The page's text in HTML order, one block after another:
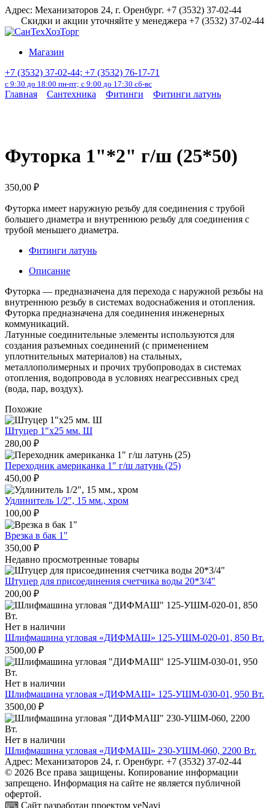
Перейти
содержанию
Адрес: Механизаторов 24, г. Оренбург. +7 (3532) 37-02-44
Скидки и акции уточняйте у менеджера +7 (3532) 37-02-44
Магазин
+7 (3532) 37-02-44; +7 (3532) 76-17-71
с 9:30 до 18:00 пн-пт; с 9:00 до 17:30 сб-вс
Главная Сантехника Фитинги Фитинги латунь
Футорка 1"*2" г/ш (25*50)
350,00 ₽
Футорка имеет наружную резьбу для соединения с трубой
большего диаметра и внутреннюю резьбу для соединения с
трубой меньшего диаметра.
Фитинги латунь
Описание
Футорка — предназначена для перехода с наружной резьбы на
внутреннюю резьбу в системах водоснабжения и отопления.
Футорка предназначена для соединения инженерных
коммуникаций.
Латунные соединительные элементы используются для
создания разъемных соединений (с применением
уплотнительных материалов) на стальных,
металлополимерных и прочих трубопроводах в системах
отопления, водопровода в условиях неагрессивных сред
(вода, пар, воздух).
Похожие
Штуцер 1″х25 мм. Ш
280,00 ₽
Переходник американка 1″ г/ш латунь (25)
450,00 ₽
Удлинитель 1/2″, 15 мм., хром
100,00 ₽
Врезка в бак 1″
350,00 ₽
Недавно просмотренные товары
Штуцер для присоединения счетчика воды 20*3/4″
200,00 ₽
Нет в наличии
Шлифмашина угловая «ДИФМАШ» 125-УШМ-020-01, 850 Вт.
3500,00 ₽
Нет в наличии
Шлифмашина угловая «ДИФМАШ» 125-УШМ-030-01, 950 Вт.
3500,00 ₽
Нет в наличии
Шлифмашина угловая «ДИФМАШ» 230-УШМ-060, 2200 Вт.
Адрес: Механизаторов 24, г. Оренбург. +7 (3532) 37-02-44
© 2026 Все права защищены. Копирование информации
запрещено. Информация на сайте не является публичной
офертой.
⌨ Сайт разработан проектом veNavi